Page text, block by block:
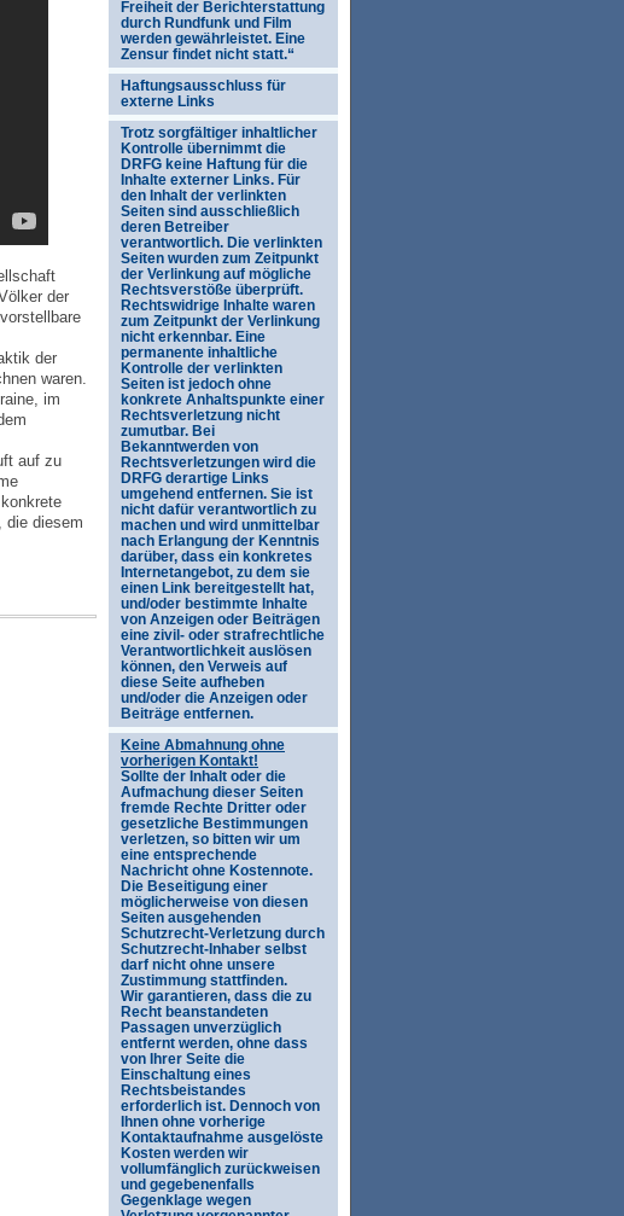
Freiheit der Berichterstattung
durch Rundfunk und Film
werden gewährleistet. Eine
Zensur findet nicht statt.“
Haftungsausschluss für
externe Links
Trotz sorgfältiger inhaltlicher
Kontrolle übernimmt die
DRFG keine Haftung für die
Inhalte externer Links. Für
den Inhalt der verlinkten
Seiten sind ausschließlich
deren Betreiber
verantwortlich. Die verlinkten
Seiten wurden zum Zeitpunkt
der Verlinkung auf mögliche
Rechtsverstöße überprüft.
Rechtswidrige Inhalte waren
zum Zeitpunkt der Verlinkung
nicht erkennbar. Eine
permanente inhaltliche
Kontrolle der verlinkten
Seiten ist jedoch ohne
konkrete Anhaltspunkte einer
Rechtsverletzung nicht
zumutbar. Bei
Bekanntwerden von
Rechtsverletzungen wird die
DRFG derartige Links
umgehend entfernen. Sie ist
nicht dafür verantwortlich zu
machen und wird unmittelbar
nach Erlangung der Kenntnis
darüber, dass ein konkretes
Internetangebot, zu dem sie
einen Link bereitgestellt hat,
und/oder bestimmte Inhalte
von Anzeigen oder Beiträgen
eine zivil- oder strafrechtliche
Verantwortlichkeit auslösen
können, den Verweis auf
diese Seite aufheben
und/oder die Anzeigen oder
Beiträge entfernen.
Keine Abmahnung ohne
vorherigen Kontakt!
Sollte der Inhalt oder die
Aufmachung dieser Seiten
fremde Rechte Dritter oder
gesetzliche Bestimmungen
verletzen, so bitten wir um
eine entsprechende
Nachricht ohne Kostennote.
Die Beseitigung einer
möglicherweise von diesen
Seiten ausgehenden
Schutzrecht-Verletzung durch
Schutzrecht-Inhaber selbst
darf nicht ohne unsere
Zustimmung stattfinden.
Wir garantieren, dass die zu
Recht beanstandeten
Passagen unverzüglich
entfernt werden, ohne dass
von Ihrer Seite die
Einschaltung eines
Rechtsbeistandes
erforderlich ist. Dennoch von
Ihnen ohne vorherige
Kontaktaufnahme ausgelöste
Kosten werden wir
vollumfänglich zurückweisen
und gegebenenfalls
Gegenklage wegen
der
der
waren.
im
auf zu
die diesem